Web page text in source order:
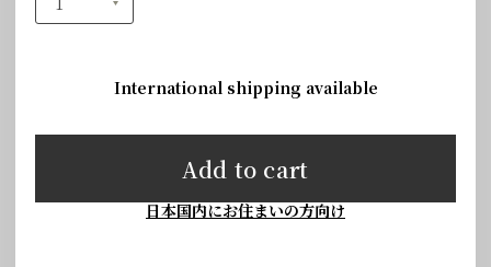
International shipping available
Add to cart
日本国内にお住まいの方向け